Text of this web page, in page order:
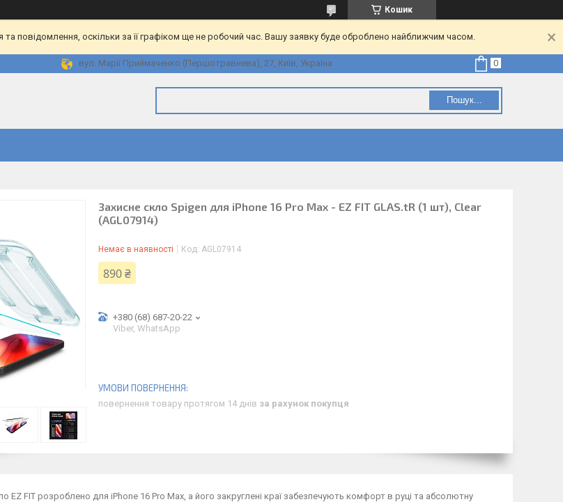
Кошик
повідомлення, оскільки за її графіком ще не робочий час. Вашу заявку буде оброблено найближчим часом.
вул. Марії Приймаченко (Першотравнева), 27, Київ, Україна
Пошук...
Захисне скло Spigen для iPhone 16 Pro Max - EZ FIT GLAS.tR (1 шт), Clear
(AGL07914)
Немає в наявності Код: AGL07914
890 ₴
+380 (68) 687-20-22
Viber, WhatsApp
повернення товару протягом 14 днів за рахунок покупця
EZ FIT розроблено для iPhone 16 Pro Max, а його закруглені краї забезпечують комфорт в руці та абсолютну